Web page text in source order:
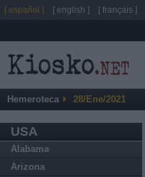
Hemeroteca 28/Ene/2021
USA
Alabama
Arizona
[ español ] [ english ] [ français ]